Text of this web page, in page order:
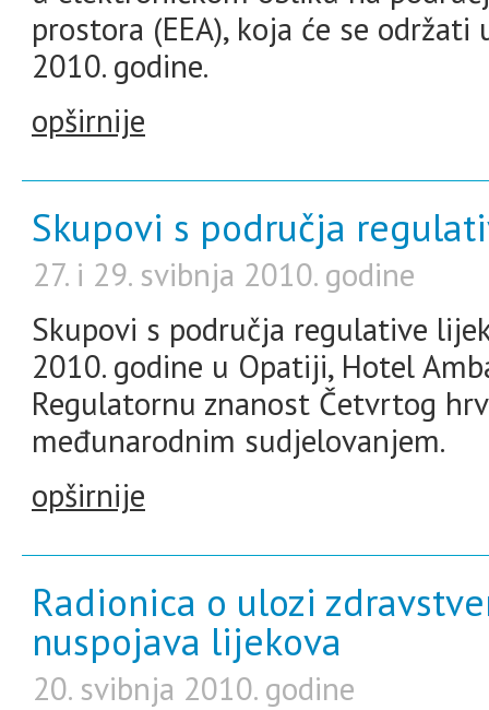
prostora (EEA), koja će se održati
2010. godine.
opširnije
Skupovi s područja
27. i 29. svibnja 2010. godine
Skupovi s područja regulative
2010. godine u Opatiji, Hotel
Regulatornu znanost Četvrtog
međunarodnim sudjelovanjem.
opširnije
Radionica o ulozi
nuspojava lijekova
20. svibnja 2010. godine